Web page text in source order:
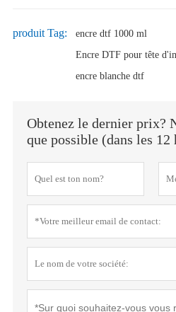
produit Tag:
encre dtf 1000 ml
Encre DTF pour tête
encre blanche dtf
Obtenez le dernier prix?
que possible (dans les 12